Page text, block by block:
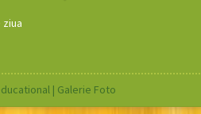
ziua
| Galerie Foto